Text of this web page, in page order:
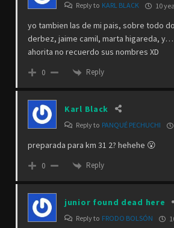
Reply to KARL BLACK 10
yo tambien las de mi pais, sobre todo
derbez, jaime camil, marta higareda,
ahorita no recuerdo sus nombres XD
0 Reply
Karl Black
Reply to PANQUÉ PECHUCHI
preparada para km 31 2? hehehe 😮
0 Reply
junior found dead here
Reply to FRODO BOLSÓN